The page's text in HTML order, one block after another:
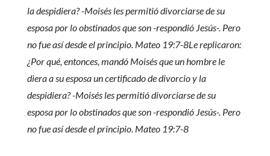
la despidiera? -Moisés les permitió divorciarse de su
esposa por lo obstinados que son -respondió Jesús-. Pero
no fue así desde el principio. Mateo 19:7-8Le replicaron:
¿Por qué, entonces, mandó Moisés que un hombre le
diera a su esposa un certificado de divorcio y la
despidiera? -Moisés les permitió divorciarse de su
esposa por lo obstinados que son -respondió Jesús-. Pero
no fue así desde el principio. Mateo 19:7-8